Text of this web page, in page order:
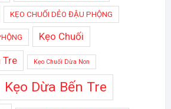
KẸO CHUỐI DẺO ĐẬU PHỘNG
Kẹo Chuối
Tre Kẹo Chuối Dừa Non
Kẹo Dừa Bến Tre